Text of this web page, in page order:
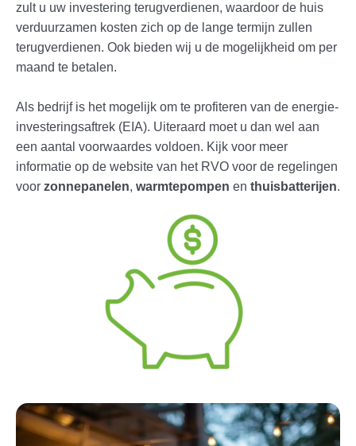
zult u uw investering terugverdienen, waardoor de huis
verduurzamen kosten zich op de lange termijn zullen
terugverdienen. Ook bieden wij u de mogelijkheid om per
maand te betalen.
Als bedrijf is het mogelijk om te profiteren van de energie-
investeringsaftrek (EIA). Uiteraard moet u dan wel aan
een aantal voorwaardes voldoen. Kijk voor meer
informatie op de website van het RVO voor de regelingen
voor zonnepanelen, warmtepompen en thuisbatterijen.